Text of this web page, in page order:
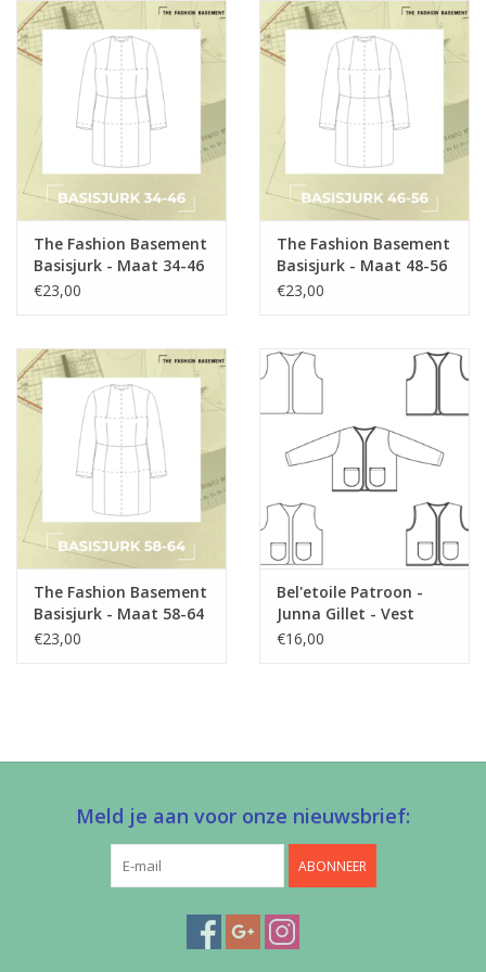
The Fashion Basement
Basisjurk - Maat 34-46
€23,00
The Fashion Basement
Basisjurk - Maat 48-56
€23,00
The Fashion Basement
Basisjurk - Maat 58-64
€23,00
Bel'etoile Patroon -
Junna Gillet - Vest
(limited)
€16,00
Meld je aan voor onze nieuwsbrief:
ABONNEER